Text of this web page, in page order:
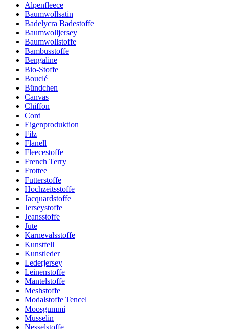
Alpenfleece
Baumwollsatin
Badelycra Badestoffe
Baumwolljersey
Baumwollstoffe
Bambusstoffe
Bengaline
Bio-Stoffe
Bouclé
Bündchen
Canvas
Chiffon
Cord
Eigenproduktion
Filz
Flanell
Fleecestoffe
French Terry
Frottee
Futterstoffe
Hochzeitsstoffe
Jacquardstoffe
Jerseystoffe
Jeansstoffe
Jute
Karnevalsstoffe
Kunstfell
Kunstleder
Lederjersey
Leinenstoffe
Mantelstoffe
Meshstoffe
Modalstoffe Tencel
Moosgummi
Musselin
Nesselstoffe